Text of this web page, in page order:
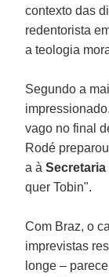
contexto das
redentorista
a teologia
Segundo a
vago no final
Rodé
a à
quer Tobin".
Com Braz, o
imprevistas
longe –